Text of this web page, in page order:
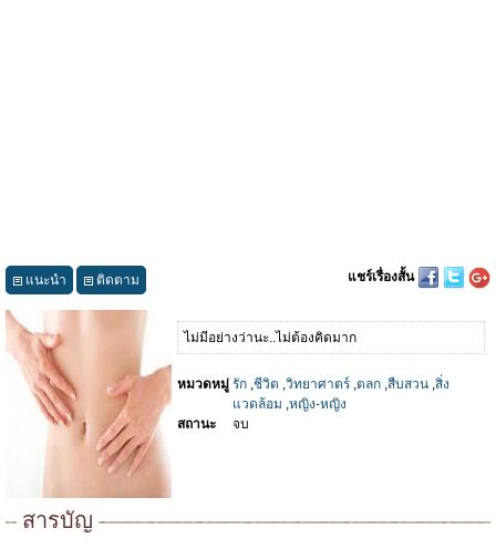
แนะนำ ติดตาม แชร์เรื่องสั้น
ไม่มีอย่างว่านะ..ไม่ต้องคิดมาก
หมวดหมู่ รัก ,ชีวิต ,วิทยาศาตร์ ,ตลก ,สืบสวน ,สิ่ง
แวดล้อม ,หญิง-หญิง
สถานะ
จบ
สารบัญ